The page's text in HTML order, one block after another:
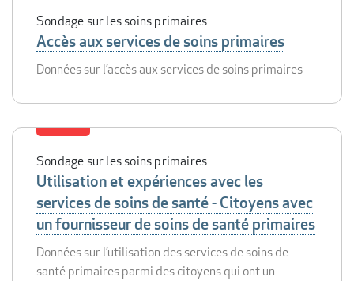
Sondage sur les soins primaires
Accès aux services de soins primaires
Données sur l’accès aux services de soins primaires
Sondage sur les soins primaires
Utilisation et expériences avec les
services de soins de santé - Citoyens avec
un fournisseur de soins de santé primaires
Données sur l’utilisation des services de soins de
santé primaires parmi des citoyens qui ont un